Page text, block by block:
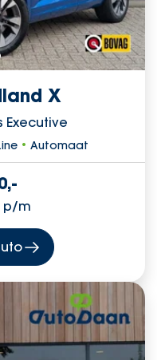
X
Executive
• Automaat
p/m